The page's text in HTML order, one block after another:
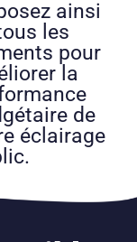
ainsi
les
pour
la
de
éclairage